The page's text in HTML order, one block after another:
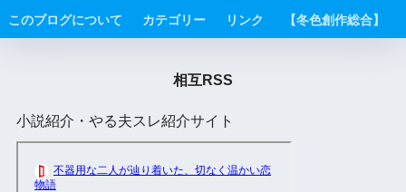
このブログについて カテゴリー リンク 【冬色創作総合】
相互RSS
小説紹介・やる夫スレ紹介サイト